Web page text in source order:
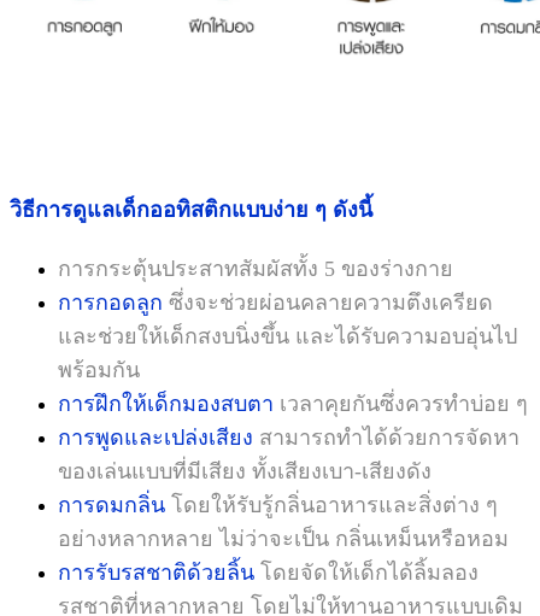
วิธีการดูแลเด็กออทิสติกแบบง่าย ๆ ดังนี้
การกระตุ้นประสาทสัมผัสทั้ง 5 ของร่างกาย
การกอดลูก ซึ่งจะช่วยผ่อนคลายความตึงเครียด
และช่วยให้เด็กสงบนิ่งขึ้น และได้รับความอบอุ่นไป
พร้อมกัน
การฝึกให้เด็กมองสบตา เวลาคุยกันซึ่งควรทำบ่อย ๆ
การพูดและเปล่งเสียง สามารถทำได้ด้วยการจัดหา
ของเล่นแบบที่มีเสียง ทั้งเสียงเบา-เสียงดัง
การดมกลิ่น โดยให้รับรู้กลิ่นอาหารและสิ่งต่าง ๆ
อย่างหลากหลาย ไม่ว่าจะเป็น กลิ่นเหม็นหรือหอม
การรับรสชาติด้วยลิ้น โดยจัดให้เด็กได้ลิ้มลอง
รสชาติที่หลากหลาย โดยไม่ให้ทานอาหารแบบเดิม